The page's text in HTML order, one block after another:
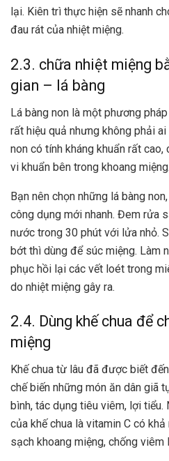
lại. Kiên trì thực hiện sẽ nhanh
đau rát của nhiệt miệng.
2.3. chữa nhiệt miệng
gian – lá bàng
Lá bàng non là một phương
rất hiệu quả nhưng không phải
non có tính kháng khuẩn rất
vi khuẩn bên trong khoang miệng.
Bạn nên chọn những lá bàng
công dụng mới nhanh. Đem rửa
nước trong 30 phút với lửa nhỏ.
bớt thì dùng để súc miệng. Làm
phục hồi lại các vết loét trong
do nhiệt miệng gây ra.
2.4. Dùng khế chua để
miệng
Khế chua từ lâu đã được biết
chế biến những món ăn dân giã
bình, tác dụng tiêu viêm, lợi tiểu.
của khế chua là vitamin C có
sạch khoang miệng, chống viêm